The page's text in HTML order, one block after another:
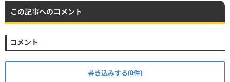
この記事へのコメント
コメント
書き込みする(0件)